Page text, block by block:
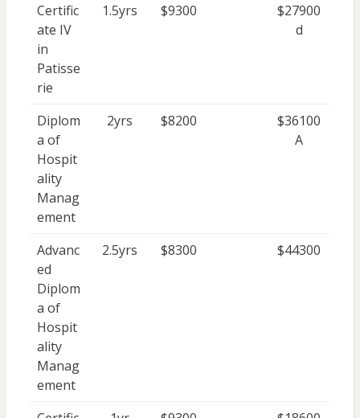
Certific
ate IV
in
Patisse
rie
1.5yrs $9300
$27900
d
Diplom
a of
Hospit
ality
Manag
ement
2yrs $8200
$36100
A
Advanc
ed
Diplom
a of
Hospit
ality
Manag
ement
2.5yrs $8300 $44300